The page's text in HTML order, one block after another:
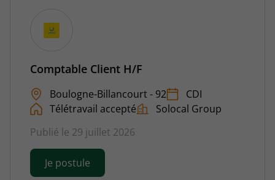
Comptable Client H/F
Boulogne-Billancourt - 92
CDI
Télétravail accepté
Solocal Group
Publié le 29 juillet 2026
Je postule